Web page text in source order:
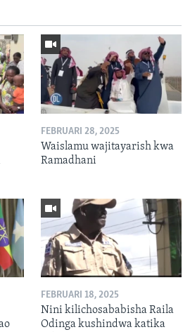
FEBRUARI 28, 2025
Waislamu wajitayarish kwa
Ramadhani
FEBRUARI 18, 2025
Nini kilichosababisha Raila
Odinga kushindwa katika